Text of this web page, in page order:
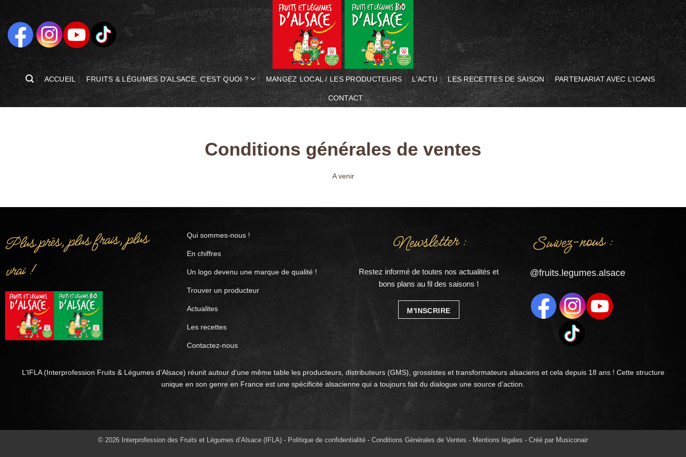
contenu
ACCUEIL FRUITS & LÉGUMES D’ALSACE, C’EST QUOI ? MANGEZ LOCAL / LES PRODUCTEURS L’ACTU LES RECETTES DE SAISON PARTENARIAT AVEC L’ICANS
CONTACT
Conditions générales de ventes
A venir
Plus près, plus frais, plus
vrai !
Qui sommes-nous !
En chiffres
Un logo devenu une marque de qualité !
Trouver un producteur
Actualites
Les recettes
Contactez-nous
Newsletter :
Restez informé de toutes nos actualités et
bons plans au fil des saisons !
M'INSCRIRE
Suivez-nous :
@fruits.legumes.alsace
L’IFLA (Interprofession Fruits & Légumes d’Alsace) réunit autour d’une même table les producteurs, distributeurs (GMS), grossistes et transformateurs alsaciens et cela depuis 18 ans ! Cette structure
unique en son genre en France est une spécificité alsacienne qui a toujours fait du dialogue une source d’action.
© 2026 Interprofession des Fruits et Légumes d’Alsace (IFLA) - Politique de confidentialité - Conditions Générales de Ventes - Mentions légales - Créé par Musiconair